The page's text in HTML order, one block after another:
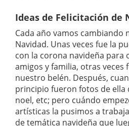
Ideas de Felicitación de
Cada año vamos cambiando
Navidad. Unas veces fue la
con la corona navideña para
amigos y familia, otras veces
nuestro belén. Después,
principio fueron fotos de ella
noel, etc; pero cuándo
artísticas la pusimos a
de temática navideña que